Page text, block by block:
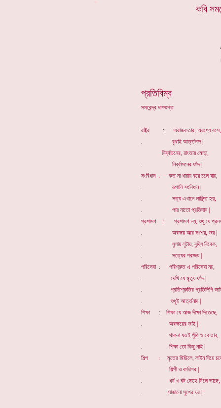
কবি
প্রতিবিম্ব
সমরেন্দ্র দাশগুপ্ত
রাষ্ট্র : অরাজকতার, অরণ্যে বসে,
. বৃথাই আর্ত্তনাদ |
নির্ব্বাচনের, রাংতায় মোড়া,
. নির্ব্বাসনের ফাঁদ |
সংবিধান : কত না ধারায় বয়ে চলে যায়,
. রূপালি সংবিধান |
. সত্য এখানে লাঞ্ছিত হয়,
. পায় নাতো প্রতিদান |
প্রশাসণ : প্রশাসণ নয়, শুধু যে
. অবক্ষয় আর সংশয়, ভয় |
. ধুলায় লুটায়, বুদ্ধি বিবেক,
. সত্যের পরাজয় |
পরিসেবা : পরিশ্রুত এ পরিসেবা নয়,
. দেখি যে মৃত্যু ফাঁদ |
. প্রতিশ্রুতির প্রতিলিপি
. শুধুই আর্ত্তনাদ |
শিক্ষা : শিক্ষা যে আজ দীক্ষা দিতেছে,
. অবক্ষয়ের ভাই |
. থাকনা যতই পুঁথি ও কেতাব,
. শিক্ষা তো কিছু নাই |
শিল্প : মৃতের মিছিলে, লাইন দিয়ে
. শিল্পী ও কারিগর |
. ধর্ম ও ঘট দোহে মিলে ভাঙ্গে,
. সাজানো সুখের ঘর |